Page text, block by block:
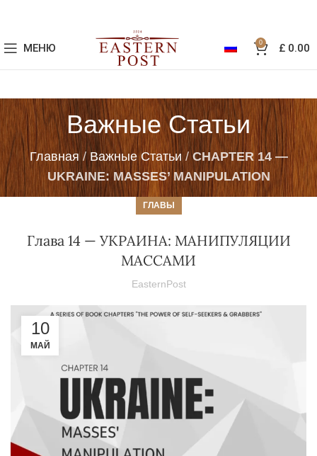
МЕНЮ 0 £0.00
Важные Статьи
Главная / Важные Статьи /CHAPTER 14 —
UKRAINE: MASSES’ MANIPULATION
ГЛАВЫ
Глава 14 — УКРАИНА: МАНИПУЛЯЦИИ
МАССАМИ
EasternPost
10
МАЙ